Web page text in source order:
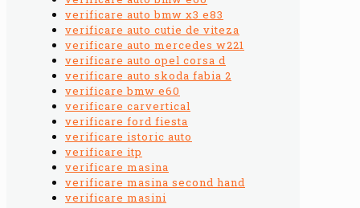
verificare auto bmw x3 e83
verificare auto cutie de viteza
verificare auto mercedes w221
verificare auto opel corsa d
verificare auto skoda fabia 2
verificare bmw e60
verificare carvertical
verificare ford fiesta
verificare istoric auto
verificare itp
verificare masina
verificare masina second hand
verificare masini